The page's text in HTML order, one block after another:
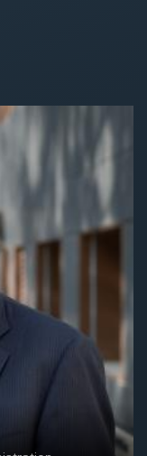
de la
de la BCVs
Division
à la Vice-
en